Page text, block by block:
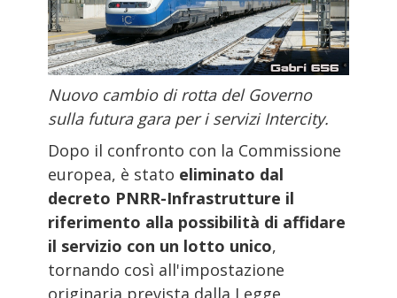
Nuovo cambio di rotta del Governo
sulla futura gara per i servizi Intercity.
Dopo il confronto con la Commissione
europea, è stato eliminato dal
decreto PNRR-Infrastrutture il
riferimento alla possibilità di affidare
il servizio con un lotto unico,
tornando così all'impostazione
originaria prevista dalla Legge